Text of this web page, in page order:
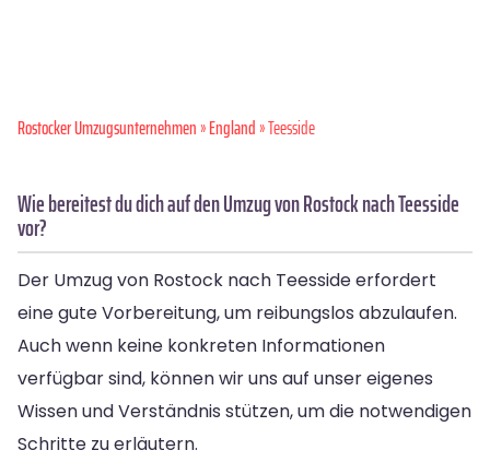
Rostocker Umzugsunternehmen»England» Teesside
Wie bereitest du dich auf den Umzug von Rostock nach Teesside
vor?
Der Umzug von Rostock nach Teesside erfordert
eine gute Vorbereitung, um reibungslos abzulaufen.
Auch wenn keine konkreten Informationen
verfügbar sind, können wir uns auf unser eigenes
Wissen und Verständnis stützen, um die notwendigen
Schritte zu erläutern.